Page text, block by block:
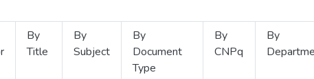
By
Title
By
Subject
By
Document
Type
By
CNPq
By